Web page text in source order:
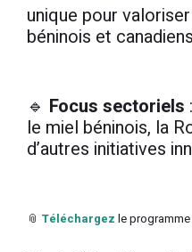
unique pour
béninois et
🔹 Focus sectoriels
le miel béninois, la
d’autres initiatives
📎 Téléchargez le